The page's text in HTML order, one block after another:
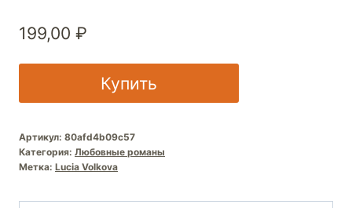
199,00 ₽
Купить
Артикул: 80afd4b09c57
Категория: Любовные романы
Метка: Lucia Volkova